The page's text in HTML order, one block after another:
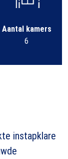
Aantal kamers
6
instapklare